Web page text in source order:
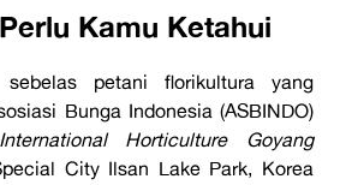
Kamu Ketahui
petani florikultura yang
Bunga Indonesia (ASBINDO)
International Horticulture Goyang
City Ilsan Lake Park, Korea